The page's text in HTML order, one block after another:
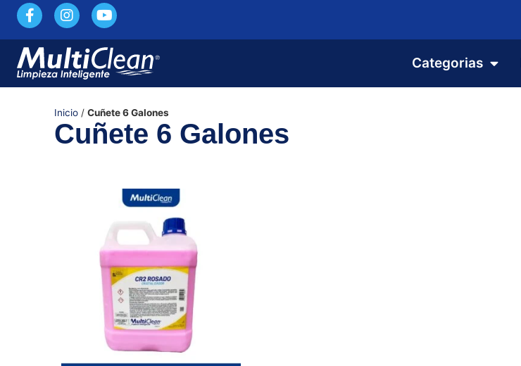
Categorias
Inicio /Cuñete 6 Galones
Cuñete 6 Galones